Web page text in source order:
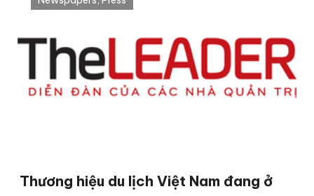
Thương hiệu du lịch Việt Nam đang ở